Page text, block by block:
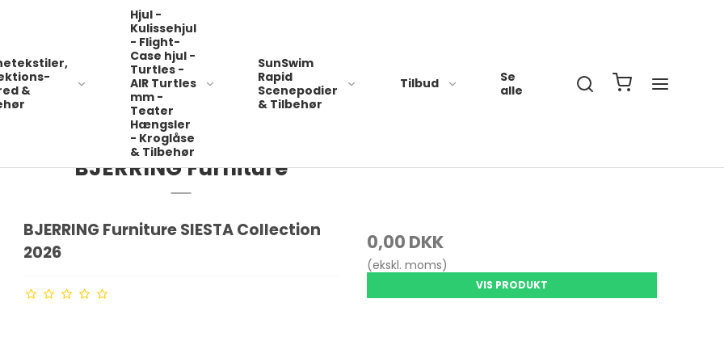
&
Manuel Mobil System
Hjul -
Kulissehjul
- Flight-
Case hjul -
Turtles -
AIR Turtles
mm -
Teater
Hængsler
- Kroglåse
& Tilbehør
SunSwim
Rapid
Scenepodier
& Tilbehør
Tilbud
Se
alle
BJERRING Sales
Hjemmeside & Øvrige produkter
Åbningstider
Mandag til Torsdag 8 - 16 - Fredag 8 - 15
NYHEDER
BJERRING Furniture
BJERRING Furniture SIESTA Collection
2026
0,00 DKK
(ekskl. moms)
VIS PRODUKT